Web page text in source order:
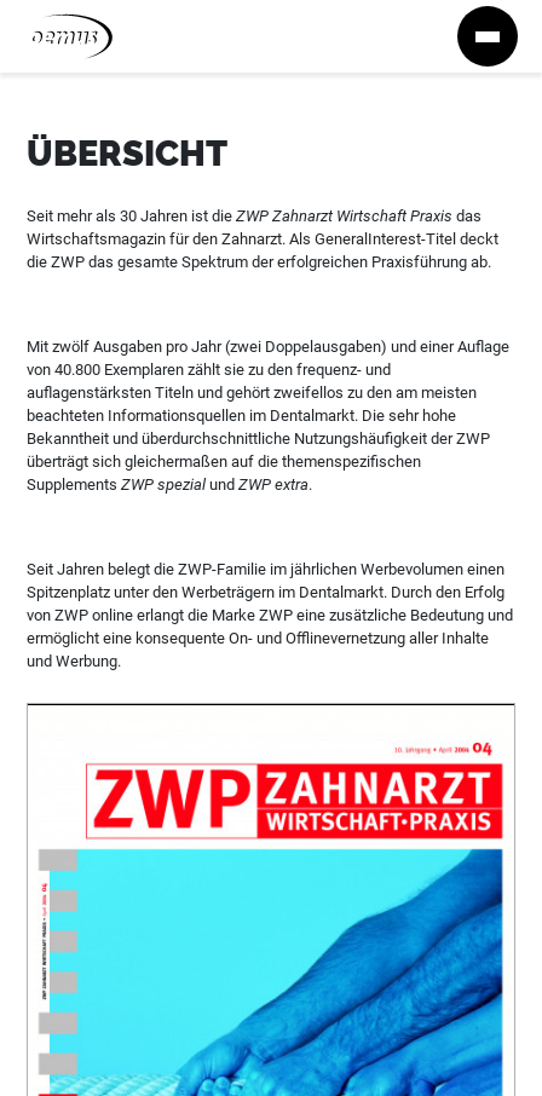
Zum Inhalt springen
ÜBERSICHT
Seit mehr als 30 Jahren ist dieZWP Zahnarzt Wirtschaft Praxis das
Wirtschaftsmagazin für den Zahnarzt. Als GeneralInterest-Titel deckt
die ZWP das gesamte Spektrum der erfolgreichen Praxisführung ab.
Mit zwölf Ausgaben pro Jahr (zwei Doppelausgaben) und einer Auflage
von 40.800 Exemplaren zählt sie zu den frequenz- und
auflagenstärksten Titeln und gehört zweifellos zu den am meisten
beachteten Informationsquellen im Dentalmarkt. Die sehr hohe
Bekanntheit und überdurchschnittliche Nutzungshäufigkeit der ZWP
überträgt sich gleichermaßen auf die themenspezifischen
SupplementsZWP spezial undZWP extra.
Seit Jahren belegt die ZWP-Familie im jährlichen Werbevolumen einen
Spitzenplatz unter den Werbeträgern im Dentalmarkt. Durch den Erfolg
von ZWP online erlangt die Marke ZWP eine zusätzliche Bedeutung und
ermöglicht eine konsequente On- und Offlinevernetzung aller Inhalte
und Werbung.